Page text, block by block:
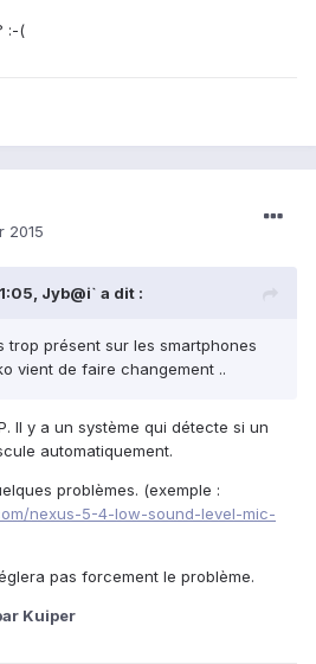
:-(
2015
Jyb@i` a dit :
trop présent sur les smartphones
vient de faire changement ..
Il y a un système qui détecte si un
automatiquement.
problèmes. (exemple :
nexus-5-4-low-sound-level-mic-
pas forcement le problème.
Kuiper